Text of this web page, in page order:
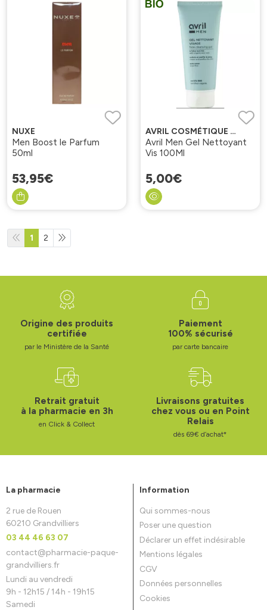
NUXE
Men Boost le Parfum
50ml
53,95€
AVRIL COSMÉTIQUE BIO
Avril Men Gel Nettoyant
Vis 100Ml
5,00€
1 2
Origine des produits
certifiée
par le Ministère de la Santé
Paiement
100% sécurisé
par carte bancaire
Retrait gratuit
à la pharmacie en 3h
en Click & Collect
Livraisons gratuites
chez vous ou en Point
Relais
dès 69€ d’achat*
La pharmacie
2 rue de Rouen
60210 Grandvilliers
03 44 46 63 07
contact@pharmacie-paque-
grandvilliers.fr
Lundi au vendredi
9h - 12h15 / 14h - 19h15
Samedi
Information
Qui sommes-nous
Poser une question
Déclarer un effet indésirable
Mentions légales
CGV
Données personnelles
Cookies